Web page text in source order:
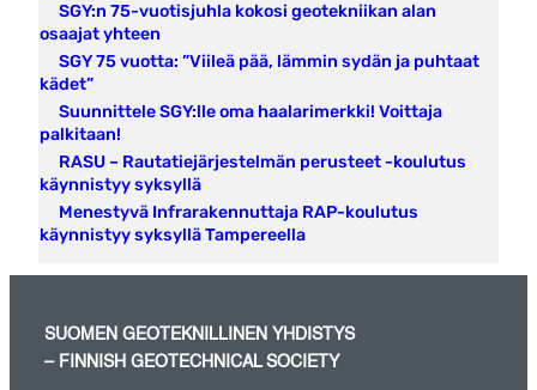
SGY:n 75-vuotisjuhla kokosi geotekniikan alan
osaajat yhteen
SGY 75 vuotta: ”Viileä pää, lämmin sydän ja puhtaat
kädet”
Suunnittele SGY:lle oma haalarimerkki! Voittaja
palkitaan!
RASU – Rautatiejärjestelmän perusteet -koulutus
käynnistyy syksyllä
Menestyvä Infrarakennuttaja RAP-koulutus
käynnistyy syksyllä Tampereella
SUOMEN GEOTEKNILLINEN YHDISTYS
– FINNISH GEOTECHNICAL SOCIETY